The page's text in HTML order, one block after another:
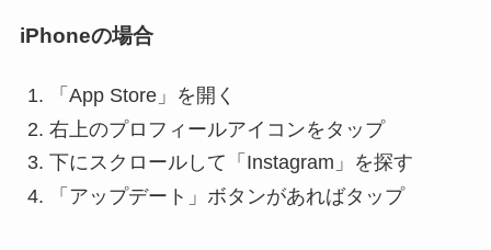
iPhoneの場合
「App Store」を開く
右上のプロフィールアイコンをタップ
下にスクロールして「Instagram」を探す
「アップデート」ボタンがあればタップ